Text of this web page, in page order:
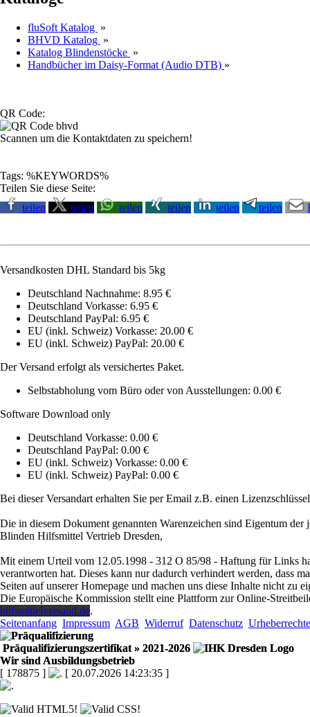
fluSoft Katalog »
BHVD Katalog »
Katalog Blindenstöcke »
Handbücher im Daisy-Format (Audio DTB) »
QR Code:
Scannen um die Kontaktdaten zu speichern!
Tags: %KEYWORDS%
Teilen Sie diese Seite:
teilen
teilen teilen teilen teilen teilen
Versandkosten DHL Standard bis 5kg
Deutschland Nachnahme: 8.95 €
Deutschland Vorkasse: 6.95 €
Deutschland PayPal: 6.95 €
EU (inkl. Schweiz) Vorkasse: 20.00 €
EU (inkl. Schweiz) PayPal: 20.00 €
Der Versand erfolgt als versichertes Paket.
Selbstabholung vom Büro oder von Ausstellungen: 0.00 €
Software Download only
Deutschland Vorkasse: 0.00 €
Deutschland PayPal: 0.00 €
EU (inkl. Schweiz) Vorkasse: 0.00 €
EU (inkl. Schweiz) PayPal: 0.00 €
Bei dieser Versandart erhalten Sie per Email z.B. einen
Die in diesem Dokument genannten Warenzeichen sind Eigentum
Blinden Hilfsmittel Vertrieb Dresden,
Mit einem Urteil vom 12.05.1998 - 312 O 85/98 - Haftung für Links
verantworten hat. Dieses kann nur dadurch verhindert werden, dass
Seiten auf unserer Homepage und machen uns diese Inhalte nicht
Die Europäische Kommission stellt eine Plattform zur Online-
hilfsmittelversand.de.
Seitenanfang Impressum AGB Widerruf Datenschutz Urheberrechte
Präqualifizierungszertifikat » 2021-2026
Wir sind Ausbildungsbetrieb
[ 178875 ]
[ 20.07.2026 14:23:35 ]